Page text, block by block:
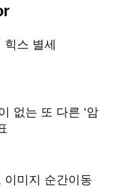
힉스 별세
없는 또 다른 ‘암
이미지 순간이동